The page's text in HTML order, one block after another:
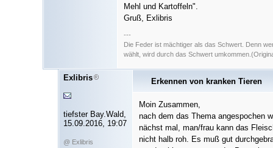
Mehl und Kartoffeln".
Gruß, Exlibris
---
Die Feder ist mächtiger als das Schwert. Denn
wählt, wird durch das Schwert
Exlibris
tiefster Bay.Wald,
15.09.2016, 19:07
@ Exlibris
Erkennen von kranken Tieren
Moin Zusammen,
nach dem das Thema angespochen
nächst mal, man/frau kann das
nicht halb roh. Es muß gut